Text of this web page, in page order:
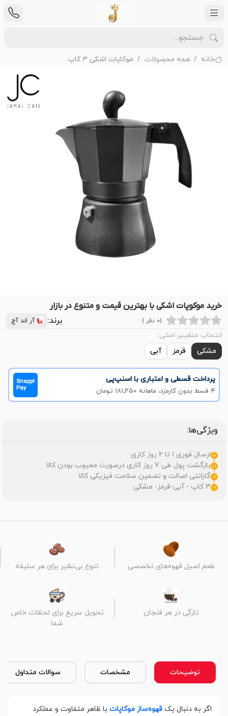
خانه همه محصولات موکاپات اشکی ۳ کاپ
خرید موکوپات اشکی با بهترین قیمت و متنوع در بازار
(0 نظر ) برند: آر اند آچ
انتخاب متغییر اصلی:
مشکی
قرمز آبی
پرداخت قسطی و اعتباری با اسنپ‌پی
۴ قسط بدون کارمزد، ماهانه ۱۸۱٬۲۵۰ تومان
Snapp!
Pay
ویژگی‌ها:
ارسال فوری 1 تا 2 روز کاری
بازگشت پول طی 7 روز کاری درصورت معیوب بودن کالا
گارانتی اصالت و تضمین سلامت فیزیکی کالا
3 کاپ - آبی-قرمز- مشکی
طعم اصیل قهوه‌های تخصصی تنوع بی‌نظیر برای هر سلیقه
تازگی در هر فنجان
تحویل سریع برای لحظات خاص
شما
توضیحات مشخصات سوالات متداول
اگر به دنبال یک قهوه‌ساز موکاپات با ظاهر متفاوت و عملکرد